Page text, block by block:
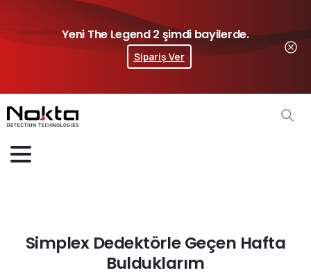
Yeni The Legend 2 şimdi bayilerde.
Sipariş Ver
Simplex Dedektörle Geçen Hafta
Bulduklarım